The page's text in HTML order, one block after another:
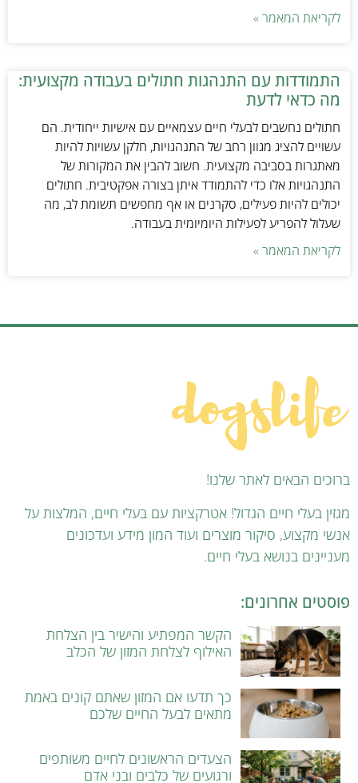
לקריאת המאמר »
התמודדות עם התנהגות חתולים בעבודה מקצועית:
מה כדאי לדעת
חתולים נחשבים לבעלי חיים עצמאיים עם אישיות ייחודית. הם
עשויים להציג מגוון רחב של התנהגויות, חלקן עשויות להיות
מאתגרות בסביבה מקצועית. חשוב להבין את המקורות של
התנהגויות אלו כדי להתמודד איתן בצורה אפקטיבית. חתולים
יכולים להיות פעילים, סקרנים או אף מחפשים תשומת לב, מה
שעלול להפריע לפעילות היומיומית בעבודה.
לקריאת המאמר »
ברוכים הבאים לאתר שלנו!
מגזין בעלי חיים הגדול! אטרקציות עם בעלי חיים, המלצות על
אנשי מקצוע, סיקור מוצרים ועוד המון מידע ועדכונים
מעניינים בנושא בעלי חיים.
פוסטים אחרונים:
הקשר המפתיע והישיר בין הצלחת
האילוף לצלחת המזון של הכלב
כך תדעו אם המזון שאתם קונים באמת
מתאים לבעל החיים שלכם
הצעדים הראשונים לחיים משותפים
ורגועים של כלבים ובני אדם